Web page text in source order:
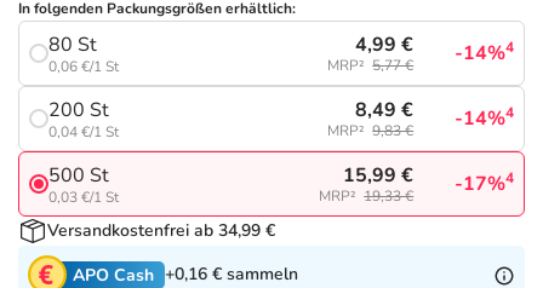
Tierapotheke
Vitamine & Mineralstoffe
Marken
Salus Deals
In folgenden Packungsgrößen erhältlich:
80 St
0,06 €/1 St
4,99 €
MRP² 5,77 € -14%4
200 St
0,04 €/1 St
8,49 €
MRP² 9,83 € -14%4
500 St
0,03 €/1 St
15,99 €
MRP² 19,33 € -17%4
Versandkostenfrei ab 34,99 €
APO Cash +0,16 € sammeln